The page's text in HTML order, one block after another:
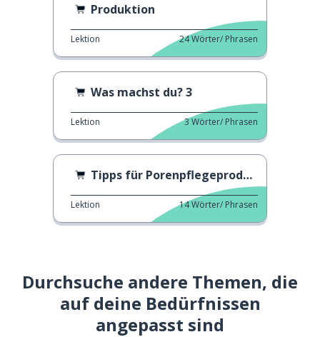
Produktion
Lektion 24Wörter/ Phrasen
Was machst du? 3
Lektion 3Wörter/ Phrasen
Tipps für Porenpflegeprodukte
Lektion 14Wörter/ Phrasen
Durchsuche andere Themen, die
auf deine Bedürfnissen
angepasst sind